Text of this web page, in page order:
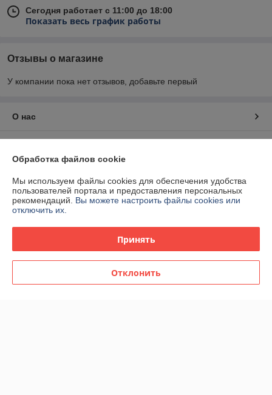
Сегодня работает с 11:00 до 18:00
Показать весь график работы
Отзывы о магазине
У компании пока нет отзывов, добавьте первый
О нас
График работы
Полная версия сайта
Политика обработки cookies
Сайт создан на платформе Deal.by
Обработка файлов cookie
Мы используем файлы cookies для обеспечения удобства
пользователей портала и предоставления персональных
рекомендаций. Вы можете настроить файлы cookies или
отключить их.
Принять
Отклонить